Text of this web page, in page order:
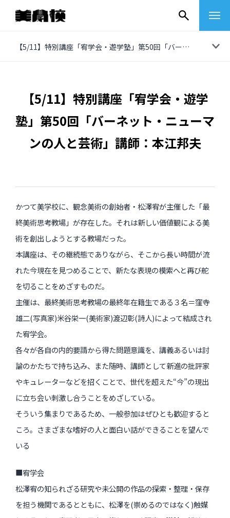
【5/11】特別講座「宥学会・遊学塾」第50回「バーネット・ニューマンの人と芸術」講師：本江邦夫
インタビュー
受講生・修了生の活動
展覧会アーカイブ
座談会
講座レポート
連載・コラム
近日開催のイベント・オープン講座・展覧会
イベント
過去のイベント・オープン講座・展覧会
【5/11】特別講座「宥学会・遊学
塾」第50回「バーネット・ニューマ
ンの人と芸術」講師：本江邦夫
かつて美学校に、観念美術の創始者・松澤宥が主催した「最
終美術思考教場」が存在した。それは新しい価値観による美
術を創出しようとする教場だった。
本講座は、その継続態でありながら、そこから長い時間が流
れた今現在を見つめることで、新たな表現の模索へと再び舵
を切ることをめざすものだ。
主催は、最終美術思考教場の最終年在籍生である３名＝窪寺
雄二(写真家)米谷栄一(美術家)渡辺彰(詩人)によって結成され
た宥学会。
各々が各自の内的要請から得た問題意識を、講義あるいは討
論のかたちで持ち込み、また随時、講師として新進の批評家
やキュレーターなどを招くことで、世代を超えた“今”の現出
に立ち会い刺激し合うことをめざしている。
そういう集まりであるため、一般参加はぜひとも歓迎すると
ころ。さまざまな嗜好の人と面白い話ができることを望んで
いる
■宥学会
松澤宥の知られざる研究や未公開の作品の探索・整理・保存
を担う機関であるとともに、松澤を(崇めるのではなく)触媒